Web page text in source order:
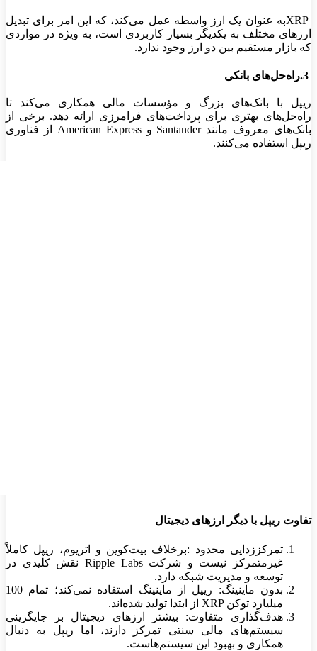
XRPبه عنوان یک ارز واسطه عمل می‌کند، که این امر برای تبدیل
ارزهای مختلف به یکدیگر بسیار کاربردی است، به ویژه در مواردی
که بازار مستقیم بین دو ارز وجود ندارد.
.3راه‌حل‌های بانکی
ریپل با بانک‌های بزرگ و مؤسسات مالی همکاری می‌کند تا
راه‌حل‌های بهتری برای پرداخت‌های فرامرزی ارائه دهد. برخی از
بانک‌های معروف مانند Santander و American Express
از فناوری
ریپل استفاده می‌کنند.
تفاوت ریپل با دیگر ارزهای دیجیتال
تمرکززدایی محدود :برخلاف بیت‌کوین و اتریوم، ریپل کاملاً
غیرمتمرکز نیست و شرکت Ripple Labs نقش کلیدی در
توسعه و مدیریت شبکه دارد.
بدون ماینینگ:
ریپل از ماینینگ استفاده نمی‌کند؛ تمام 100
میلیارد توکن XRP از ابتدا تولید شده‌اند.
هدف‌گذاری متفاوت:
بیشتر ارزهای دیجیتال بر جایگزینی
سیستم‌های مالی سنتی تمرکز دارند، اما ریپل به دنبال
همکاری و بهبود این سیستم‌هاست.